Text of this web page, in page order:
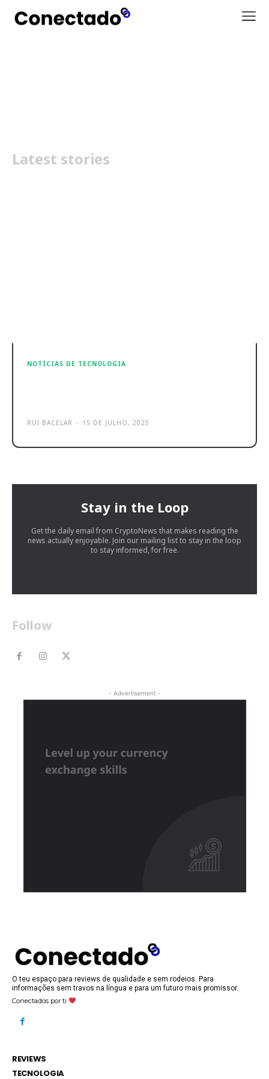
Latest stories
NOTÍCIAS DE TECNOLOGIA
RUI BACELAR - 15 DE JULHO, 2025
Stay in the Loop
Get the daily email from CryptoNews that makes reading the
news actually enjoyable. Join our mailing list to stay in the loop
to stay informed, for free.
Follow
- Advertisement -
O teu espaço para reviews de qualidade e sem rodeios. Para
informações sem travos na língua e para um futuro mais promissor.
Conectados por ti
REVIEWS
TECNOLOGIA